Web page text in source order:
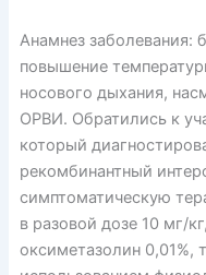
Анамнез заболевания:
повышение
носового дыхания,
ОРВИ. Обратились к
который
рекомбинантный
симптоматическую
в разовой дозе 10 мг/
оксиметазолин 0,01%,